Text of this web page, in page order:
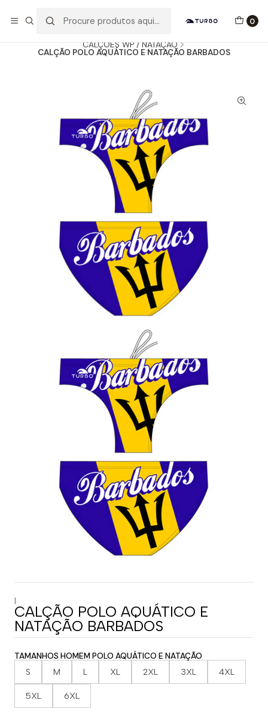
0
CALÇÕES WP / NATAÇÃO
CALÇÃO POLO AQUÁTICO E NATAÇÃO BARBADOS
|
CALÇÃO POLO AQUÁTICO E
NATAÇÃO BARBADOS
TAMANHOS HOMEM POLO AQUÁTICO E NATAÇÃO
S M L XL 2XL 3XL 4XL
5XL 6XL